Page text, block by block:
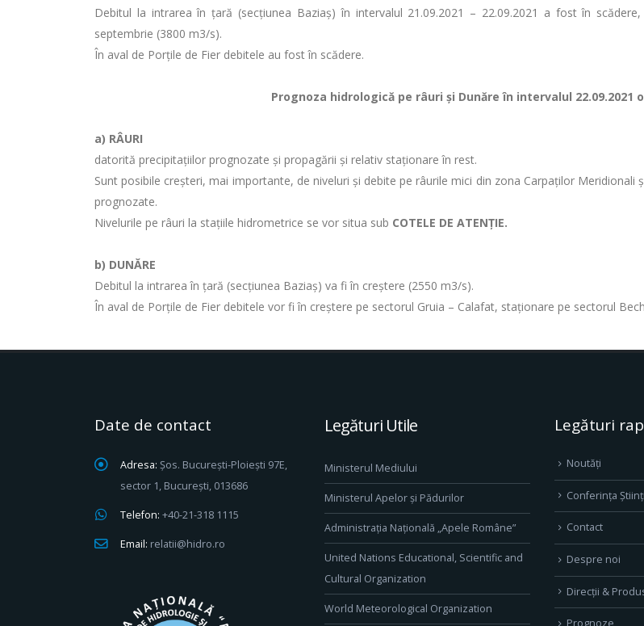
Debitul la intrarea în ţară (secţiunea Baziaş) în intervalul 21.09.2021 – 22.09.2021 a fost în
septembrie (3800 m3/s).
În aval de Porţile de Fier debitele au fost în scădere.
Prognoza hidrologică pe râuri şi Dunăre în intervalul 22.09.2021
a) RÂURI
datorită precipitațiilor prognozate și propagării și relativ staționare în rest.
Sunt posibile creșteri, mai importante, de niveluri și debite pe râurile mici din zona Carpaților
prognozate.
Nivelurile pe râuri la stațiile hidrometrice se vor situa sub COTELE DE ATENȚIE.
b) DUNĂRE
Debitul la intrarea în ţară (secţiunea Baziaş) va fi în creștere (2550 m3/s).
În aval de Porţile de Fier debitele vor fi în creştere pe sectorul Gruia – Calafat, staționare pe sectorul
Date de contact
Adresa: Șos. București-Ploiești 97E,
sector 1, București, 013686
Telefon: +40-21-318 1115
Email: relatii@hidro.ro
Legături Utile
Ministerul Mediului
Ministerul Apelor și Pădurilor
Administrația Națională „Apele Române”
United Nations Educational, Scientific and
Cultural Organization
World Meteorological Organization
Legături
Noutăți
Conferința
Contact
Despre noi
Direcţii &